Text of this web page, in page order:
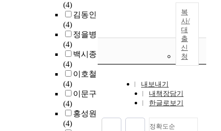
(4)
김동인
(4)
정을병
(4)
백시종
(4)
이호철
(4)
이문구
(4)
홍성원
(4)
복
사/
대
출
신
청
내보내기
내책장담기
한글로보기
정확도순